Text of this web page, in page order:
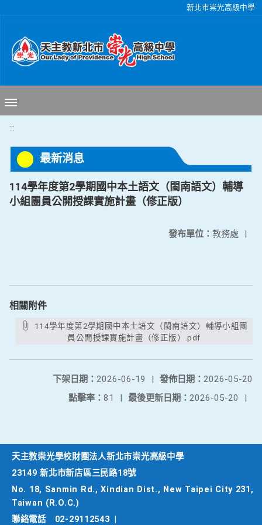
新北市崇光高級中學
:::
最新消息
114學年度第2學期國中本土語文（閩南語文）輔導
小組團員公開授課實施計畫（修正版）
發布單位： 教務處 |
相關附件
員公開授課實施計畫（修正版）.pdf
發佈日期： 2026-05-20
下架日期： 2026-06-19
|
最後更新日期： 2026-05-20 |
點擊率： 81 |
天主教崇光學校財團法人新北市崇光高級中學
23149 新北市新店區三民路18號
No. 18, Sanmin Rd., Xindian Dist., New Taipei City 231,
Taiwan (R.O.C.)
聯絡電話
02-29112543